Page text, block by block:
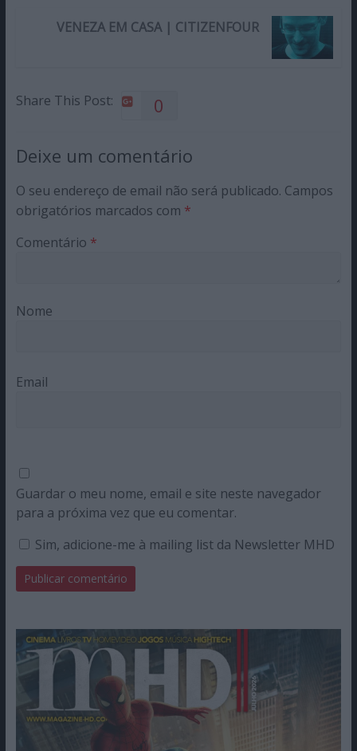
VENEZA EM CASA | CITIZENFOUR
Share This Post: 0
Deixe um comentário
O seu endereço de email não será publicado. Campos
obrigatórios marcados com *
Comentário *
Nome
Email
Guardar o meu nome, email e site neste navegador
para a próxima vez que eu comentar.
Sim, adicione-me à mailing list da Newsletter MHD